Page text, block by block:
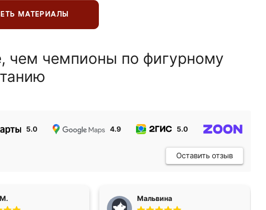
МАТЕРИАЛЫ
чем чемпионы по фигурному
5.0 4.9 5.0
Оставить отзыв
Мальвина